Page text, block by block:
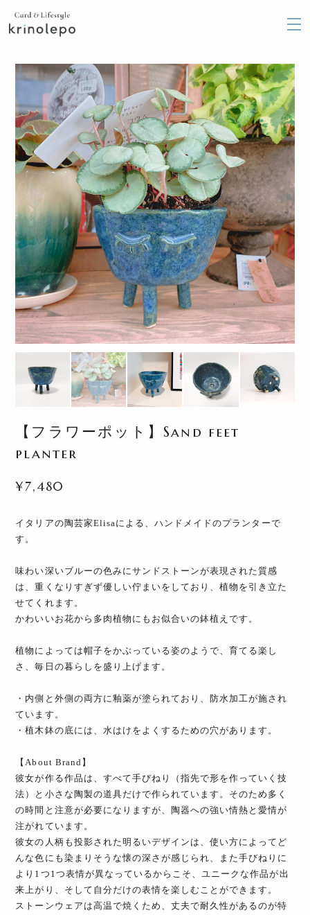
【フラワーポット】Sand feet
planter
¥7,480
イタリアの陶芸家Elisaによる、ハンドメイドのプランターで
す。
味わい深いブルーの色みにサンドストーンが表現された質感
は、重くなりすぎず優しい佇まいをしており、植物を引き立た
せてくれます。
かわいいお花から多肉植物にもお似合いの鉢植えです。
植物によっては帽子をかぶっている姿のようで、育てる楽し
さ、毎日の暮らしを盛り上げます。
・内側と外側の両方に釉薬が塗られており、防水加工が施され
ています。
・植木鉢の底には、水はけをよくするための穴があります。
【About Brand】
彼女が作る作品は、すべて手びねり（指先で形を作っていく技
法）と小さな陶製の道具だけで作られています。そのため多く
の時間と注意が必要になりますが、陶器への強い情熱と愛情が
注がれています。
彼女の人柄も投影された明るいデザインは、使い方によってど
んな色にも染まりそうな懐の深さが感じられ、また手びねりに
より1つ1つ表情が異なっているからこそ、ユニークな作品が出
来上がり、そして自分だけの表情を楽しむことができます。
ストーンウェアは高温で焼くため、丈夫で耐久性があるのが特